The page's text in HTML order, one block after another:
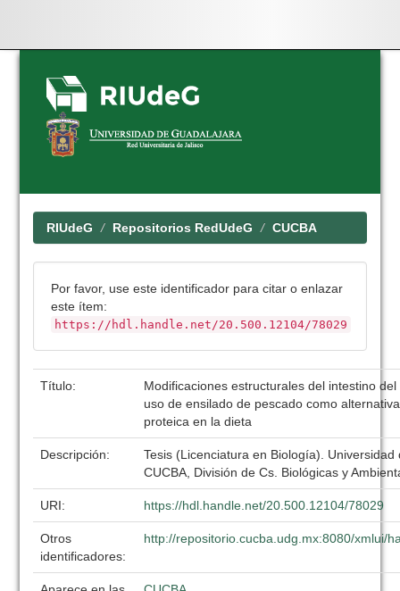
Skip
navigation
RIUdeG Repositorios RedUdeG CUCBA
Por favor, use este identificador para citar o enlazar
este ítem:
https://hdl.handle.net/20.500.12104/78029
Título:
Modificaciones estructurales del intestino
uso de ensilado de pescado como
proteica en la dieta
Descripción:
Tesis (Licenciatura en Biología). Universidad
CUCBA, División de Cs. Biológicas y
URI: https://hdl.handle.net/20.500.12104/78029
Otros
identificadores:
http://repositorio.cucba.udg.mx:8080/xmlui/